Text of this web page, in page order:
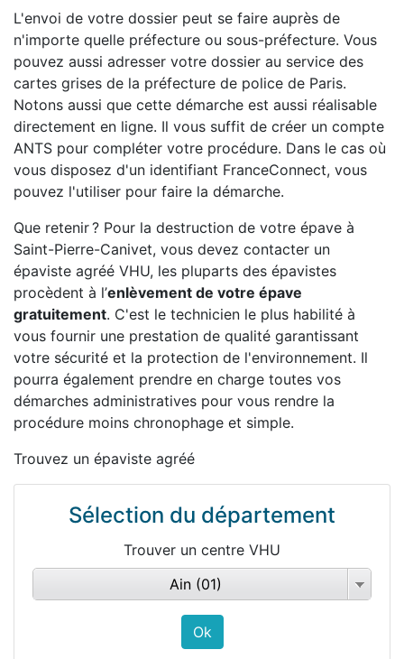
L'envoi de votre dossier peut se faire auprès de
n'importe quelle préfecture ou sous-préfecture. Vous
pouvez aussi adresser votre dossier au service des
cartes grises de la préfecture de police de Paris.
Notons aussi que cette démarche est aussi réalisable
directement en ligne. Il vous suffit de créer un compte
ANTS pour compléter votre procédure. Dans le cas où
vous disposez d'un identifiant FranceConnect, vous
pouvez l'utiliser pour faire la démarche.
Que retenir ? Pour la destruction de votre épave à
Saint-Pierre-Canivet, vous devez contacter un
épaviste agréé VHU, les pluparts des épavistes
procèdent à l’enlèvement de votre épave
gratuitement. C'est le technicien le plus habilité à
vous fournir une prestation de qualité garantissant
votre sécurité et la protection de l'environnement. Il
pourra également prendre en charge toutes vos
démarches administratives pour vous rendre la
procédure moins chronophage et simple.
Trouvez un épaviste agréé
Sélection du département
Trouver un centre VHU
Ain (01)